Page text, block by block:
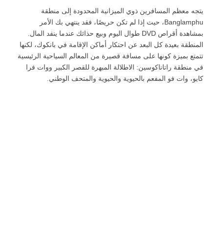
يتجه معظم المسافرين ذوي الميزانية المحدودة إلى منطقة
Banglamphu، حيث إذا لم تكن حريصًا، فقد ينتهي بك الأمر
بمشاهدة أقراص DVD طوال اليوم وبيع حذائك عندما ينفد المال.
المنطقة بعيدة كل البعد عن احتكار أماكن الإقامة في بانكوك، لكنها
تتمتع بميزة كونها على مسافة قصيرة من المعالم السياحية الرئيسية
في منطقة راتاناكوسين: الاطلالة المبهرة للقصر الكبير ووات فرا
كايو، وات فو المفعم بالحيوية والحيوية والمتحف الوطني.